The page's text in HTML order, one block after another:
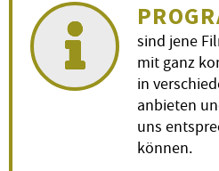
sind jene
mit ganz
in
anbieten
uns
können.